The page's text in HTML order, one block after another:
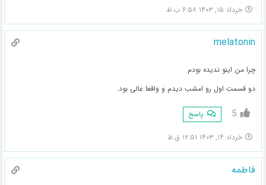
خرداد ۱۵, ۱۴۰۳ ۶:۵۸ ب.ظ
melatonin
چرا من اینو ندیده بودم
دو قسمت اول رو امشب دیدم و واقعا عالی بود.
5 پاسخ
خرداد ۱۴, ۱۴۰۳ ۱۲:۵۱ ق.ظ
فاطمه